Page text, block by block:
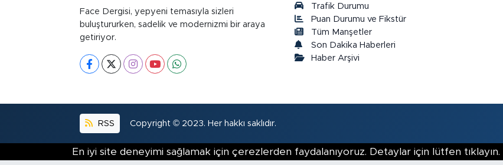
Face Dergisi, yepyeni temasıyla sizleri
buluştururken, sadelik ve modernizmi bir araya
getiriyor.
Trafik Durumu
Puan Durumu ve Fikstür
Tüm Manşetler
Son Dakika Haberleri
Haber Arşivi
RSS Copyright © 2023. Her hakkı saklıdır.
En iyi site deneyimi sağlamak için çerezlerden faydalanıyoruz. Detaylar için lütfen tıklayın.